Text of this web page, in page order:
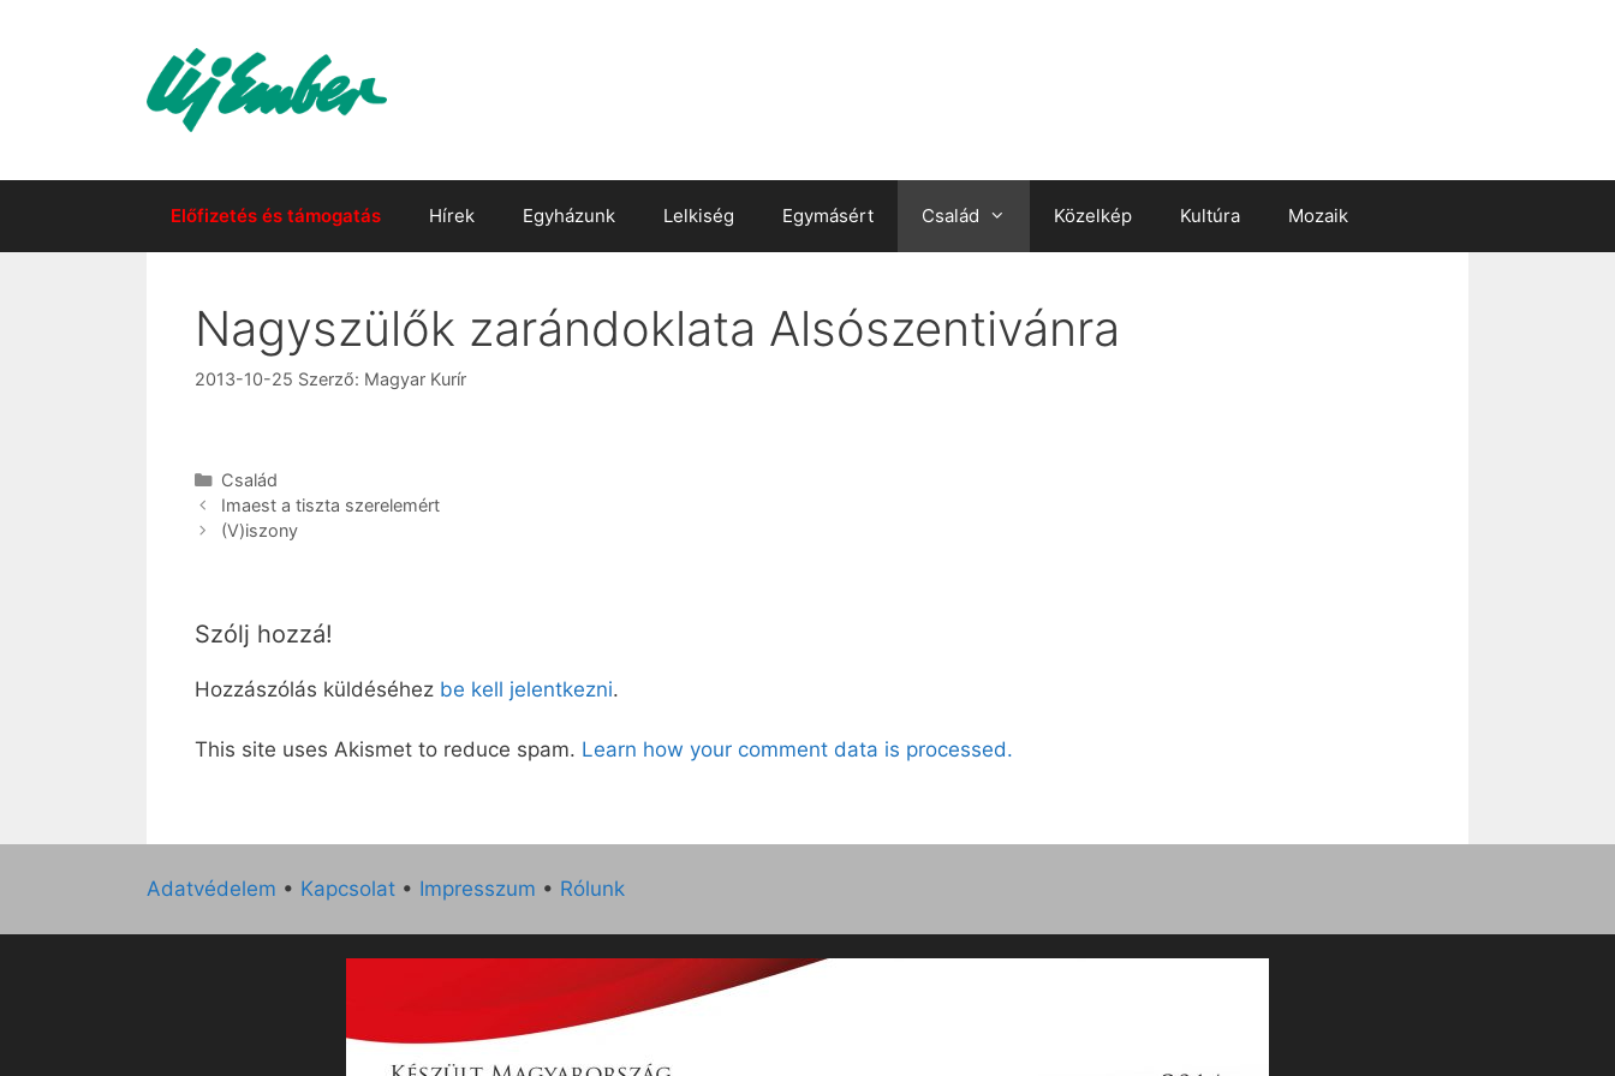
Előfizetés és támogatás Hírek Egyházunk Lelkiség Egymásért Család Közelkép Kultúra Mozaik
Nagyszülők zarándoklata Alsószentivánra
2013-10-25 Szerző: Magyar Kurír
Kategória
Család
Imaest a tiszta szerelemért
(V)iszony
Szólj hozzá!
Hozzászólás küldéséhez be kell jelentkezni.
This site uses Akismet to reduce spam. Learn how your comment data is processed.
Adatvédelem • Kapcsolat • Impresszum • Rólunk